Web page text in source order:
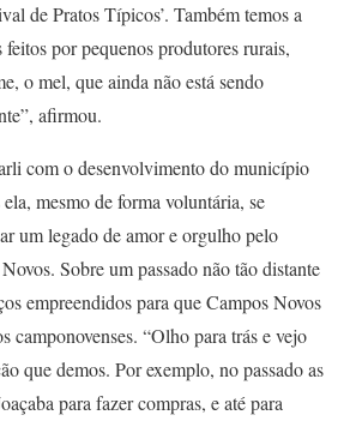
de Pratos Típicos’. Também temos a
por pequenos produtores rurais,
o mel, que ainda não está sendo
afirmou.
com o desenvolvimento do município
mesmo de forma voluntária, se
um legado de amor e orgulho pelo
Sobre um passado não tão distante
empreendidos para que Campos Novos
camponovenses. “Olho para trás e vejo
que demos. Por exemplo, no passado as
para fazer compras, e até para